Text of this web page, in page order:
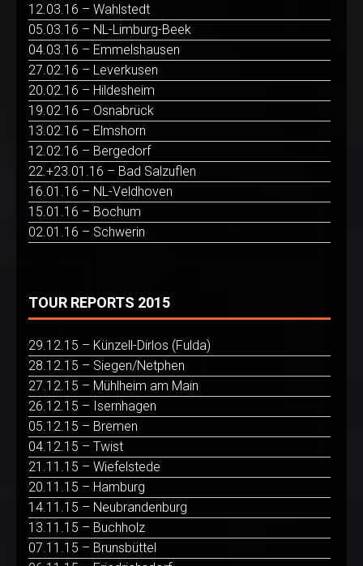
12.03.16 – Wahlstedt
05.03.16 – NL-Limburg-Beek
04.03.16 – Emmelshausen
27.02.16 – Leverkusen
20.02.16 – Hildesheim
19.02.16 – Osnabrück
13.02.16 – Elmshorn
12.02.16 – Bergedorf
22.+23.01.16 – Bad Salzuflen
16.01.16 – NL-Veldhoven
15.01.16 – Bochum
02.01.16 – Schwerin
TOUR REPORTS 2015
29.12.15 – Künzell-Dirlos (Fulda)
28.12.15 – Siegen/Netphen
27.12.15 – Mühlheim am Main
26.12.15 – Isernhagen
05.12.15 – Bremen
04.12.15 – Twist
21.11.15 – Wiefelstede
20.11.15 – Hamburg
14.11.15 – Neubrandenburg
13.11.15 – Buchholz
07.11.15 – Brunsbüttel